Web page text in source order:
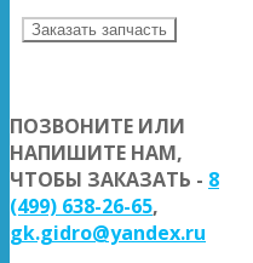
Заказать запчасть
ПОЗВОНИТЕ ИЛИ
НАПИШИТЕ НАМ,
ЧТОБЫ ЗАКАЗАТЬ - 8
(499) 638-26-65,
gk.gidro@yandex.ru